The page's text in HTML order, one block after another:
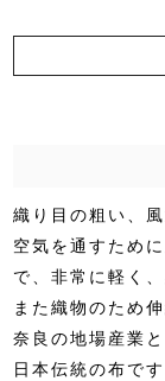
織り目の粗い、
空気を通すため
で、非常に軽く
また織物のため
奈良の地場産業
日本伝統の布です